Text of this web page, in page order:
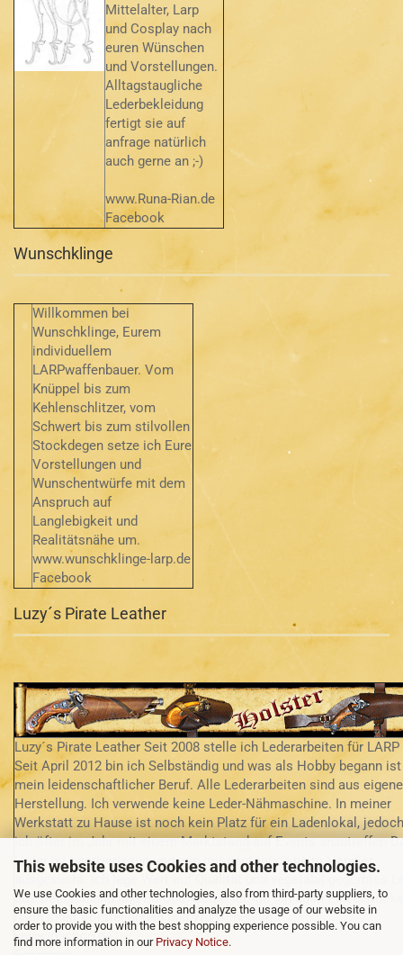
This website uses Cookies and other technologies.
We use Cookies and other technologies, also from third-party suppliers, to
ensure the basic functionalities and analyze the usage of our website in
order to provide you with the best shopping experience possible. You can
find more information in our Privacy Notice.
Mittelalter, Larp
und Cosplay nach
euren Wünschen
und Vorstellungen.
Alltagstaugliche
Lederbekleidung
fertigt sie auf
anfrage natürlich
auch gerne an ;-)
www.Runa-Rian.de
Facebook
Wunschklinge
Willkommen bei
Wunschklinge, Eurem
individuellem
LARPwaffenbauer. Vom
Knüppel bis zum
Kehlenschlitzer, vom
Schwert bis zum stilvollen
Stockdegen setze ich Eure
Vorstellungen und
Wunschentwürfe mit dem
Anspruch auf
Langlebigkeit und
Realitätsnähe um.
www.wunschklinge-larp.de
Facebook
Luzy´s Pirate Leather
Luzy´s Pirate Leather Seit 2008 stelle ich Lederarbeiten für LARP
Seit April 2012 bin ich Selbständig und was als Hobby begann
mein leidenschaftlicher Beruf. Alle Lederarbeiten sind aus
Herstellung. Ich verwende keine Leder-Nähmaschine. In meiner
Werkstatt zu Hause ist noch kein Platz für ein Ladenlokal,
ich öfter im Jahr mit einem Marktstand auf Events anzutreffen
Leder ist handverlesen und von mir persönlich beim Händler
ausgesucht. Ich lege Wert auf Qualität und vegetabil gegerbtes
aus Deutschland und Europa. Gerne fertige ich auch Einzelstücke
nach Ihren Vorstellungen und Wünschen an.
www.lpl-shop.de